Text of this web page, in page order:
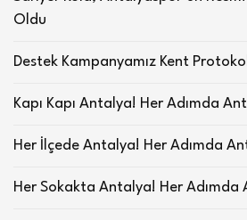
Oldu
Destek Kampanyamız Kent
Kapı Kapı Antalya! Her Adımda
Her İlçede Antalya! Her Adımda
Her Sokakta Antalya! Her Adımda